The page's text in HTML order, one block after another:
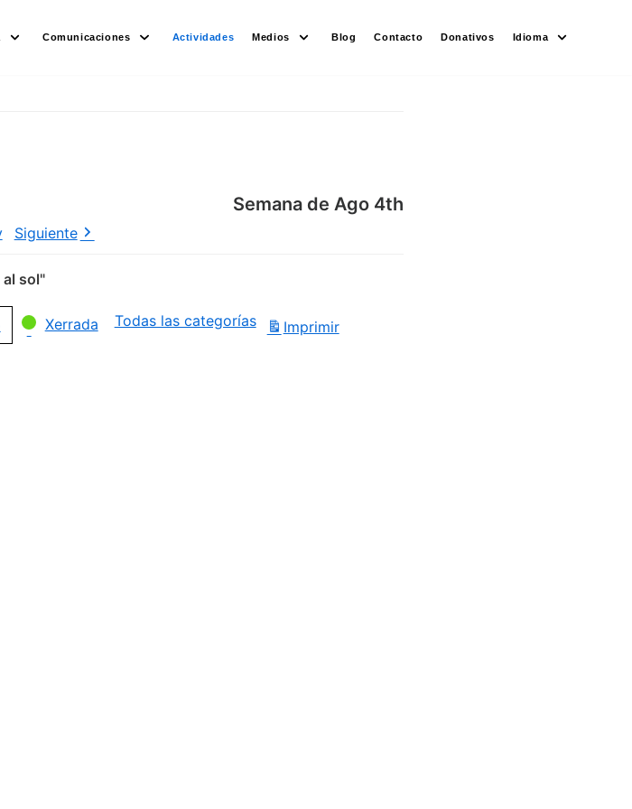
Comunicaciones Actividades Medios Blog Contacto Donativos Idioma
Semana de Ago 4th
Siguiente
sol"
Xerrada Todas las categorías Imprimir